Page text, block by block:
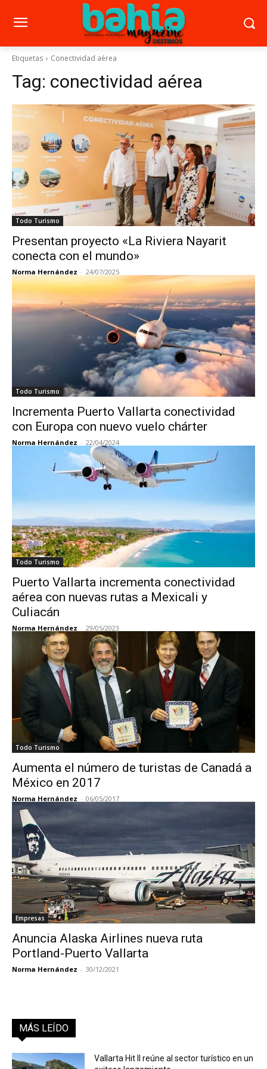
Etiquetas Conectividad aérea
Tag: conectividad aérea
Todo Turismo
Presentan proyecto «La Riviera Nayarit
conecta con el mundo»
Norma Hernández - 24/07/2025
Todo Turismo
Incrementa Puerto Vallarta conectividad
con Europa con nuevo vuelo chárter
Norma Hernández - 22/04/2024
Todo Turismo
Puerto Vallarta incrementa conectividad
aérea con nuevas rutas a Mexicali y
Culiacán
Norma Hernández - 29/05/2023
Todo Turismo
Aumenta el número de turistas de Canadá a
México en 2017
Norma Hernández - 06/05/2017
Empresas
Anuncia Alaska Airlines nueva ruta
Portland-Puerto Vallarta
Norma Hernández - 30/12/2021
MÁS LEÍDO
Vallarta Hit II reúne al sector turístico en un